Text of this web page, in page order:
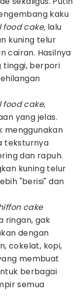
kaku
food cake, lalu
kuning telur
cairan. Hasilnya
berpori
food cake,
yang jelas.
menggunakan
teksturnya
dan rapuh.
kuning telur
"berisi" dan
cake
ringan, gak
dengan
cokelat, kopi,
membuat
berbagai
semua